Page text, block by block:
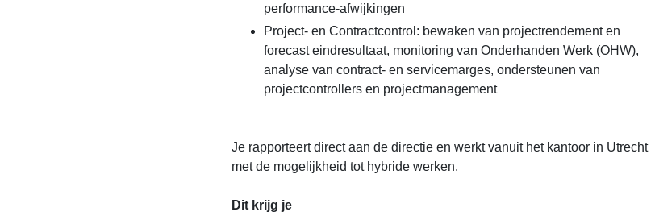
performance-afwijkingen
Project- en Contractcontrol: bewaken van projectrendement en
forecast eindresultaat, monitoring van Onderhanden Werk (OHW),
analyse van contract- en servicemarges, ondersteunen van
projectcontrollers en projectmanagement
Je rapporteert direct aan de directie en werkt vanuit het kantoor in Utrecht
met de mogelijkheid tot hybride werken.
Dit krijg je